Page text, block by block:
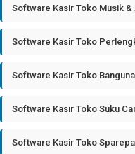
Software Kasir Toko Musik &
Software Kasir Toko
Software Kasir Toko
Software Kasir Toko Suku
Software Kasir Toko